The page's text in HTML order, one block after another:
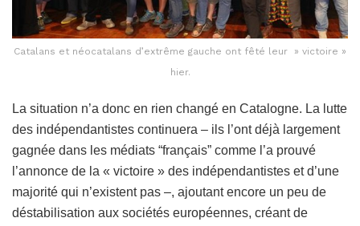
Catalans et néocatalans d’extrême gauche ont fêté leur » victoire »
hier.
La situation n’a donc en rien changé en Catalogne. La lutte
des indépendantistes continuera – ils l’ont déjà largement
gagnée dans les médiats “français” comme l’a prouvé
l’annonce de la « victoire » des indépendantistes et d’une
majorité qui n’existent pas –, ajoutant encore un peu de
déstabilisation aux sociétés européennes, créant de